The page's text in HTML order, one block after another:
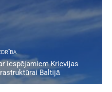
iespējamiem Krievijas
Baltijā